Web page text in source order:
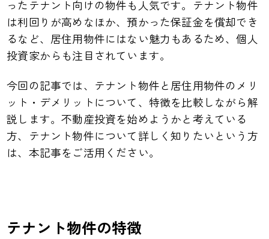
ったテナント向けの物件も人気です。テナント物件
は利回りが高めなほか、預かった保証金を償却でき
るなど、居住用物件にはない魅力もあるため、個人
投資家からも注目されています。
今回の記事では、テナント物件と居住用物件のメリ
ット・デメリットについて、特徴を比較しながら解
説します。不動産投資を始めようかと考えている
方、テナント物件について詳しく知りたいという方
は、本記事をご活用ください。
テナント物件の特徴